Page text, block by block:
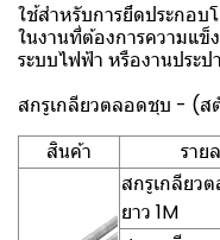
ใช้สำหรับการยึดประกอบ
ในงานที่ต้องการความแข็
ระบบไฟฟ้า หรืองานประปา
สกรูเกลียวตลอดชุบ - (ส
สินค้า
ราย
สกรูเกลียว
ยาว 1M